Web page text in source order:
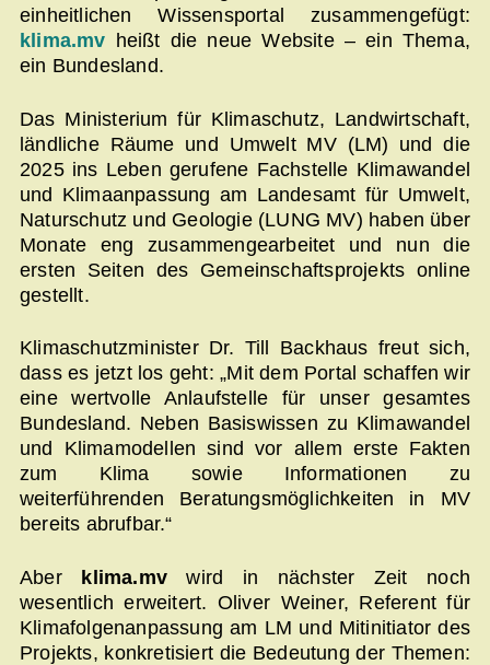
einheitlichen Wissensportal zusammengefügt:
klima.mv heißt die neue Website – ein Thema,
ein Bundesland.
Das Ministerium für Klimaschutz, Landwirtschaft,
ländliche Räume und Umwelt MV (LM) und die
2025 ins Leben gerufene Fachstelle Klimawandel
und Klimaanpassung am Landesamt für Umwelt,
Naturschutz und Geologie (LUNG MV) haben über
Monate eng zusammengearbeitet und nun die
ersten Seiten des Gemeinschaftsprojekts online
gestellt.
Klimaschutzminister Dr. Till Backhaus freut sich,
dass es jetzt los geht: „Mit dem Portal schaffen wir
eine wertvolle Anlaufstelle für unser gesamtes
Bundesland. Neben Basiswissen zu Klimawandel
und Klimamodellen sind vor allem erste Fakten
zum Klima sowie Informationen zu
weiterführenden Beratungsmöglichkeiten in MV
bereits abrufbar.“
Aber klima.mvwird in nächster Zeit noch
wesentlich erweitert. Oliver Weiner, Referent für
Klimafolgenanpassung am LM und Mitinitiator des
Projekts, konkretisiert die Bedeutung der Themen: